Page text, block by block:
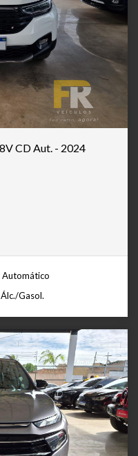
Volcano 1.3 Flex 8V CD Aut. - 2024
Automático
Álc./Gasol.